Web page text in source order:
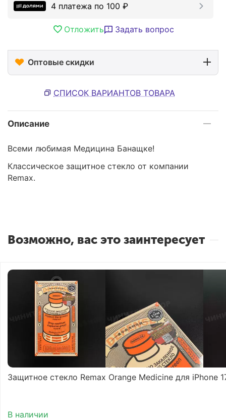
4 платежа по 100 ₽
Отложить Задать вопрос
Оптовые скидки
СПИСОК ВАРИАНТОВ ТОВАРА
Описание
Всеми любимая Медицина Банащке!
Классическое защитное стекло от компании
Remax.
Возможно, вас это заинтересует
Защитное стекло Remax Orange Medicine для iPhone
В наличии